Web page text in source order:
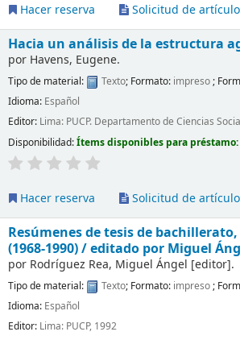
Hacer reserva Solicitud de artículo
Hacia un análisis de la estructura
por Havens, Eugene.
Tipo de material: Texto; Formato: impreso;
Idioma: Español
Editor: Lima: PUCP. Departamento de Ciencias
Disponibilidad:Ítems disponibles para préstamo:
Hacer reserva Solicitud de artículo
Resúmenes de tesis de
(1968-1990) /editado por Miguel
por Rodríguez Rea, Miguel Ángel [editor].
Tipo de material: Texto; Formato: impreso;
Idioma: Español
Editor: Lima: PUCP, 1992